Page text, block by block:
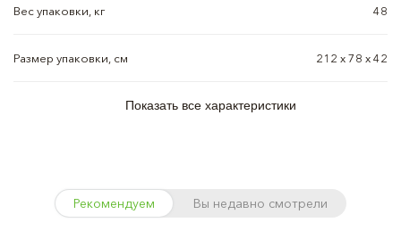
Вес упаковки, кг 48
Размер упаковки, см 212 х 78 х 42
Показать все характеристики
Рекомендуем Вы недавно смотрели